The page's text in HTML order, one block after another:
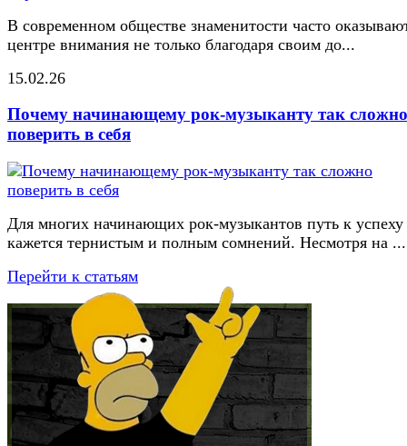
В современном обществе знаменитости часто
центре внимания не только благодаря своим до...
15.02.26
Почему начинающему рок-музыканту так сложно
поверить в себя
Для многих начинающих рок-музыкантов путь к успеху
кажется тернистым и полным сомнений. Несмотря на ...
Перейти к статьям